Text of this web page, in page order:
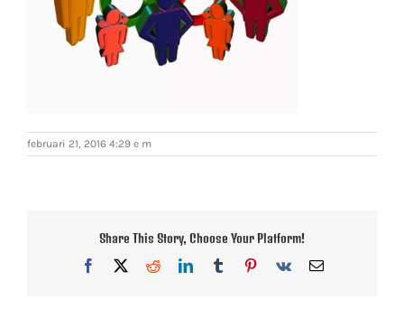
februari 21, 2016 4:29 e m
Share This Story, Choose Your Platform!
Facebook
X RedditLinkedInTumblrPinterest
Vk
E-